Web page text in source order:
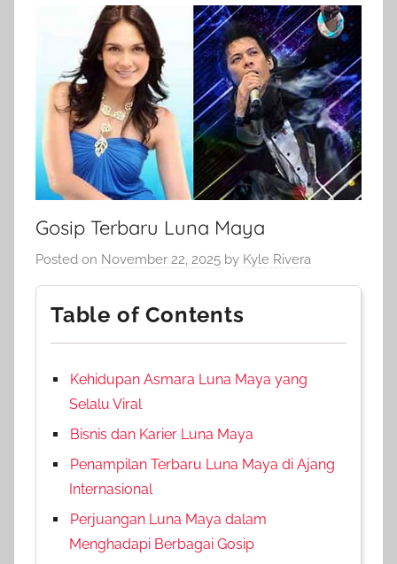
Gosip Terbaru Luna Maya
Posted on November 22, 2025 by Kyle Rivera
Table of Contents
Kehidupan Asmara Luna Maya yang
Selalu Viral
Bisnis dan Karier Luna Maya
Penampilan Terbaru Luna Maya di Ajang
Internasional
Perjuangan Luna Maya dalam
Menghadapi Berbagai Gosip